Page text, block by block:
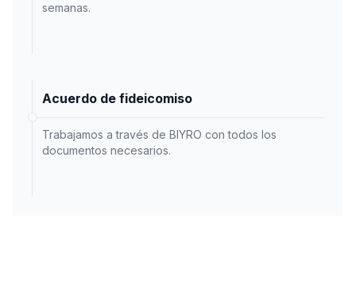
semanas.
Acuerdo de fideicomiso
Trabajamos a través de BIYRO con todos los
documentos necesarios.